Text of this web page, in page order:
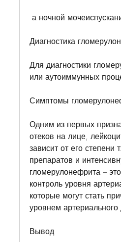
а ночной
Диагностика
Для диагностики
или аутоиммунных
Симптомы
Одним из первых
отеков на лице,
зависит от его
препаратов и
гломерулонефрита –
контроль уровня
которые могут стать
уровнем
Вывод